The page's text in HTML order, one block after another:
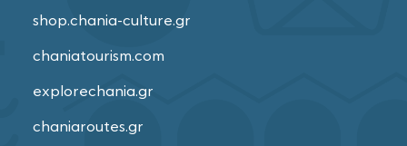
shop.chania-culture.gr
chaniatourism.com
explorechania.gr
chaniaroutes.gr